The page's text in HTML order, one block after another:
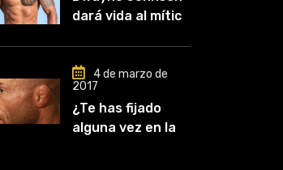
carrera»
dará vida al mítico
4 de marzo de
2017
¿Te has fijado
alguna vez en las
luchadores?